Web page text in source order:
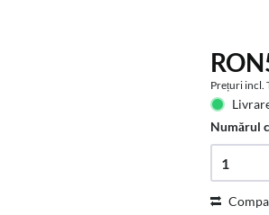
Prețuri incl.
Numărul